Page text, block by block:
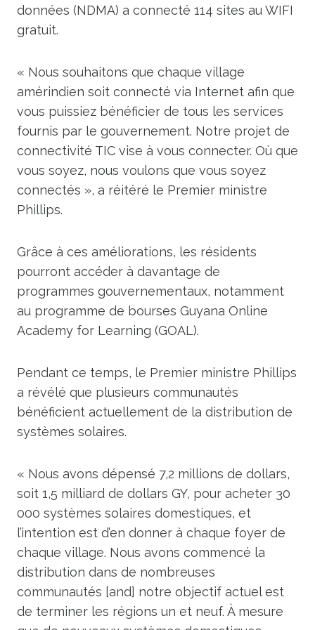
données (NDMA) a connecté 114 sites au WIFI
gratuit.
« Nous souhaitons que chaque village
amérindien soit connecté via Internet afin que
vous puissiez bénéficier de tous les services
fournis par le gouvernement. Notre projet de
connectivité TIC vise à vous connecter. Où que
vous soyez, nous voulons que vous soyez
connectés », a réitéré le Premier ministre
Phillips.
Grâce à ces améliorations, les résidents
pourront accéder à davantage de
programmes gouvernementaux, notamment
au programme de bourses Guyana Online
Academy for Learning (GOAL).
Pendant ce temps, le Premier ministre Phillips
a révélé que plusieurs communautés
bénéficient actuellement de la distribution de
systèmes solaires.
« Nous avons dépensé 7,2 millions de dollars,
soit 1,5 milliard de dollars GY, pour acheter 30
000 systèmes solaires domestiques, et
l’intention est d’en donner à chaque foyer de
chaque village. Nous avons commencé la
distribution dans de nombreuses
communautés [and] notre objectif actuel est
de terminer les régions un et neuf. À mesure